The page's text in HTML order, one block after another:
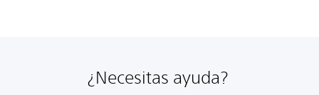
¿Necesitas ayuda?